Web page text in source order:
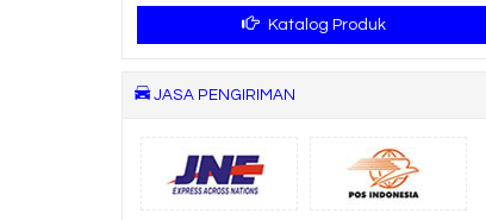
Katalog Produk
JASA PENGIRIMAN